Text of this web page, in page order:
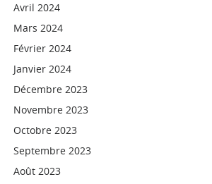
Avril 2024
Mars 2024
Février 2024
Janvier 2024
Décembre 2023
Novembre 2023
Octobre 2023
Septembre 2023
Août 2023